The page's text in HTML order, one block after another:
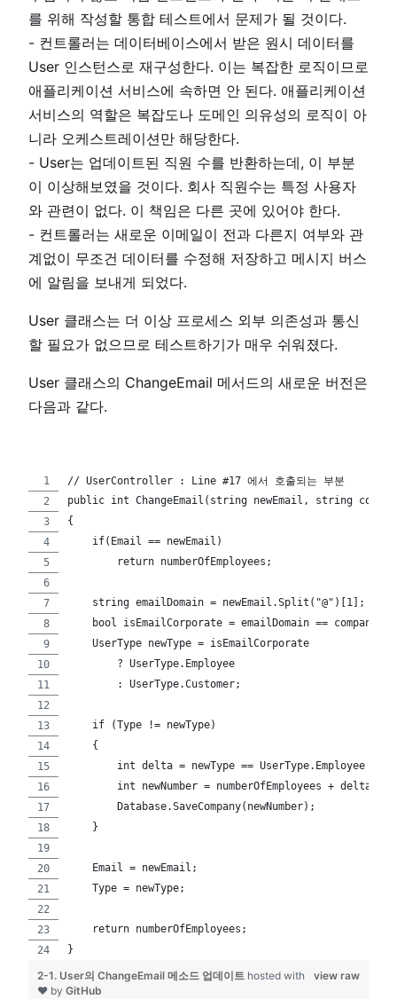
를 위해 작성할 통합 테스트에서 문제가 될 것이다.
- 컨트롤러는 데이터베이스에서 받은 원시 데이터를
User 인스턴스로 재구성한다. 이는 복잡한 로직이므로
애플리케이션 서비스에 속하면 안 된다. 애플리케이션
서비스의 역할은 복잡도나 도메인 의유성의 로직이 아
니라 오케스트레이션만 해당한다.
- User는 업데이트된 직원 수를 반환하는데, 이 부분
이 이상해보였을 것이다. 회사 직원수는 특정 사용자
와 관련이 없다. 이 책임은 다른 곳에 있어야 한다.
- 컨트롤러는 새로운 이메일이 전과 다른지 여부와 관
계없이 무조건 데이터를 수정해 저장하고 메시지 버스
에 알림을 보내게 되었다.
User 클래스는 더 이상 프로세스 외부 의존성과 통신
할 필요가 없으므로 테스트하기가 매우 쉬워졌다.
User 클래스의 ChangeEmail 메서드의 새로운 버전은
다음과 같다.
// UserController : Line #17 에서 호출되는 부분
public int ChangeEmail(string newEmail, string
{
    if(Email == newEmail)
        return numberOfEmployees;
    string emailDomain = newEmail.Split("@")[1];
bool isEmailCorporate = emailDomain ==
    UserType newType = isEmailCorporate
        ? UserType.Employee
        : UserType.Customer;
    if (Type != newType)
    {
int delta = newType == UserType.Employee ? 1
        int newNumber = numberOfEmployees + delta;
        Database.SaveCompany(newNumber);
    }
    Email = newEmail;
    Type = newType;
    return numberOfEmployees;
}
view raw
2-1. User의 ChangeEmail 메소드 업데이트 hosted with
❤ by GitHub